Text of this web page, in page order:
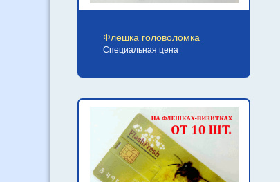
Флешка головоломка
Специальная цена